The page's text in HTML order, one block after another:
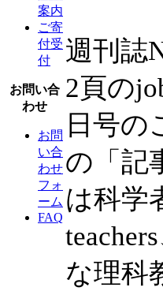
案内
ご寄
付受
付
お問い合
わせ
お問
い合
わせ
フォ
ーム
FAQ
週刊誌
2頁の
日号の
の「記
は科学
な理科